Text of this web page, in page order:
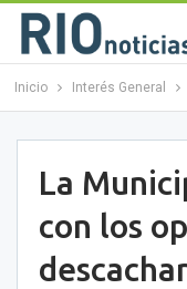
Inicio Interés General
La
con los